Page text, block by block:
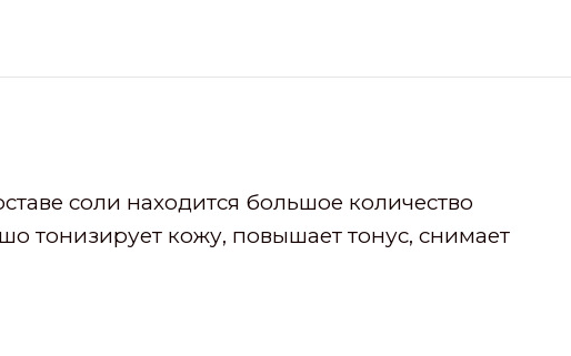
соли находится большое количество
тонизирует кожу, повышает тонус, снимает